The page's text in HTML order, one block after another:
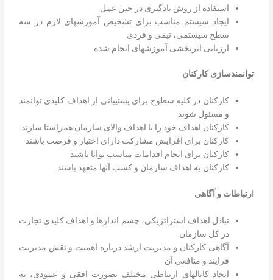
استفاده از روش یادگیری در حین عمل
ایجاد سیستم مناسب برای تشخیص آموزشهای لازم در سه
سطح سیستمی، تیمی و فردی
ارزیابی اثربخشی آموزشهای انجام شده
توانمندسازی کارکنان
کارکنان در کلیه سطوح برای پشتیبانی از اهداف کلیدی توانمند
و مسئول شوند
کارکنان اهداف خود را با اهداف والای سازمان همراستا سازند
کارکنان برای افزایش مشارکت دارای اختیار و فرصت باشند
کارکنان برای انجام اقدامات مناسب توانا باشند
کارکنان به اهداف سازمان و کسب آنها متعهد باشند
ارتباطات و آگاهی
تبادل اهداف استراتژیکی، چشم اندازها و اهداف کلیدی تجارت
در کل سازمان
آگاهی کارکنان و مدیریت ارشد درباره اهمیت و نقش مدیریت
فرایند و منافعی آن
ایجاد کانالهای ارتباطی مختلف بصورت افقی و عمودی، به